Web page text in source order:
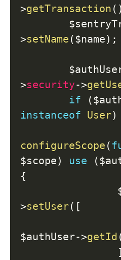
>getTransaction ( )
>setName ($name) ;
>security->
if
(
instanceof User)
configureScope (
$scope) use (
{
>setUser( [
$authUser->getId
]